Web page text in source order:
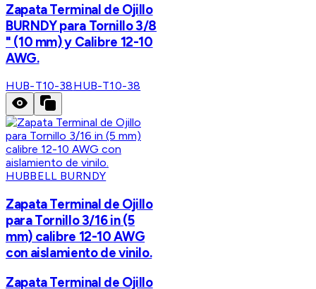
Zapata Terminal de Ojillo
BURNDY para Tornillo 3/8
" (10 mm) y Calibre 12-10
AWG.
HUB-T10-38HUB-T10-38
HUBBELL BURNDY
Zapata Terminal de Ojillo
para Tornillo 3/16 in (5
mm) calibre 12-10 AWG
con aislamiento de vinilo.
Zapata Terminal de Ojillo